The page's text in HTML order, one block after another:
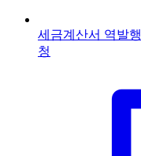
세금계산서 역발행
청